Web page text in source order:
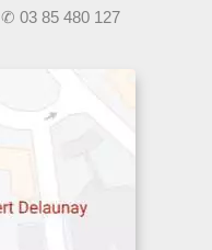
✆ 03 85 480 127